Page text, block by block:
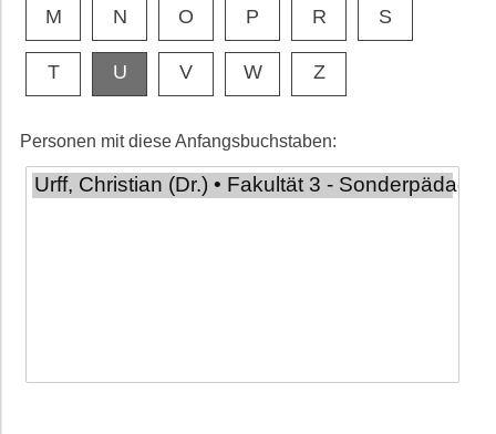
M N O P R S
T U V W Z
Personen mit diese Anfangsbuchstaben: